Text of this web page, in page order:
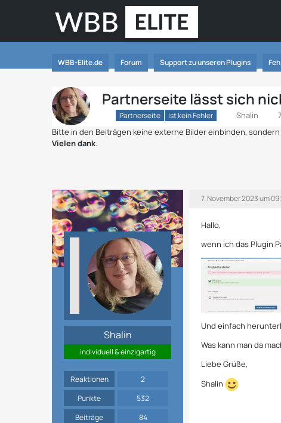
WBB-Elite.de Forum Support zu unseren Plugins
Partnerseite lässt sich
Partnerseite ist kein Fehler Shalin
Bitte in den Beiträgen keine externe Bilder einbinden,
Vielen dank.
Shalin
individuell & einzigartig
Reaktionen
2
Punkte
532
Beiträge
84
7. November 2023 um
Hallo,
wenn ich das Plugin
Und einfach
Was kann man da
Liebe Grüße,
Shalin